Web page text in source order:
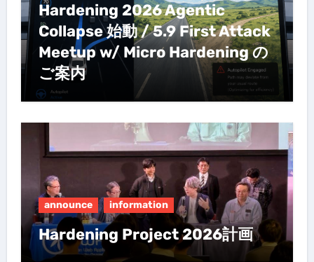
Hardening 2026 Agentic
Collapse 始動 / 5.9 First Attack
Meetup w/ Micro Hardening の
ご案内
announce information
Hardening Project 2026計画